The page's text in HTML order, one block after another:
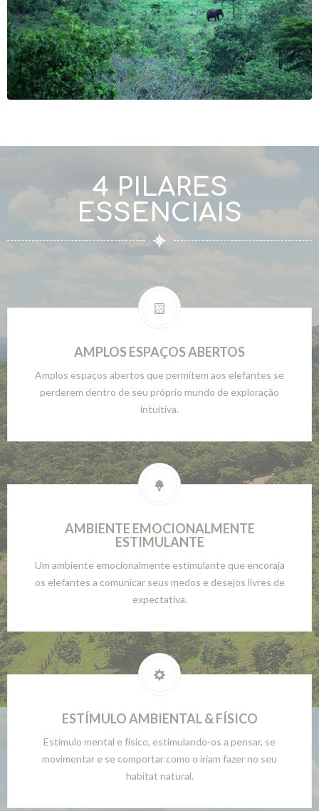
4 PILARES
ESSENCIAIS
AMPLOS ESPAÇOS ABERTOS
Amplos espaços abertos que permitem aos elefantes se
perderem dentro de seu próprio mundo de exploração
intuitiva.
AMBIENTE EMOCIONALMENTE
ESTIMULANTE
Um ambiente emocionalmente estimulante que encoraja
os elefantes a comunicar seus medos e desejos livres de
expectativa.
ESTÍMULO AMBIENTAL & FÍSICO
Estímulo mental e físico, estimulando-os a pensar, se
movimentar e se comportar como o iriam fazer no seu
habitat natural.